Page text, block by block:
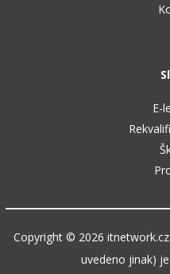
E-
Copyright © 2026
uvedeno jinak)